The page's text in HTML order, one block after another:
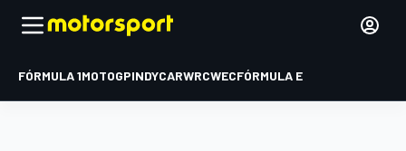
FÓRMULA 1MOTOGPINDYCARWRCWECFÓRMULA E